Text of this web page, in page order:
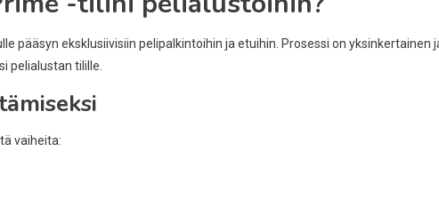
pääsyn eksklusiivisiin pelipalkintoihin ja etuihin. Prosessi on yksinkertainen
pelialustan tilille.
vaiheita: